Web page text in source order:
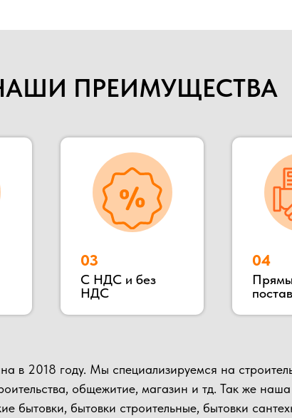
ПРЕИМУЩЕСТВА
С НДС и без
Мы специализируемся на строительстве
общежитие, магазин и тд. Так же наша компания
бытовки строительные, бытовки сантехнические,
районе, благодаря чему выгодное
и взглянуть на сам процесс изготовления.
Подробнее